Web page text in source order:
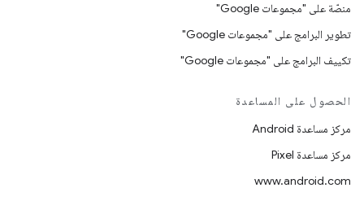
منصّة على "مجموعات Google"
تطوير البرامج على "مجموعات Google"
تكييف البرامج على "مجموعات Google"
الحصول على المساعدة
مركز مساعدة Android
مركز مساعدة Pixel
www.android.com